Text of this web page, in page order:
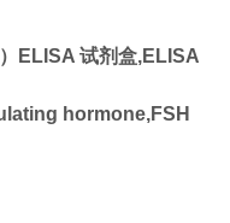
ELISA 试剂盒,ELISA
hormone,FSH